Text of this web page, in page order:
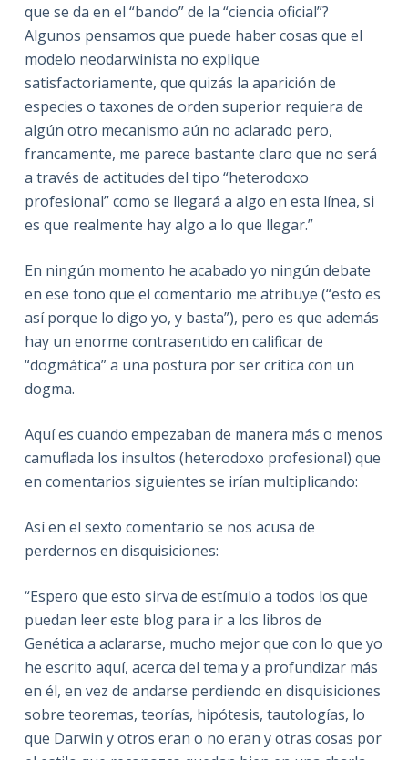
que se da en el “bando” de la “ciencia oficial”?
Algunos pensamos que puede haber cosas que el
modelo neodarwinista no explique
satisfactoriamente, que quizás la aparición de
especies o taxones de orden superior requiera de
algún otro mecanismo aún no aclarado pero,
francamente, me parece bastante claro que no será
a través de actitudes del tipo “heterodoxo
profesional” como se llegará a algo en esta línea, si
es que realmente hay algo a lo que llegar.”
En ningún momento he acabado yo ningún debate
en ese tono que el comentario me atribuye (“esto es
así porque lo digo yo, y basta”), pero es que además
hay un enorme contrasentido en calificar de
“dogmática” a una postura por ser crítica con un
dogma.
Aquí es cuando empezaban de manera más o menos
camuflada los insultos (heterodoxo profesional) que
en comentarios siguientes se irían multiplicando:
Así en el sexto comentario se nos acusa de
perdernos en disquisiciones:
“Espero que esto sirva de estímulo a todos los que
puedan leer este blog para ir a los libros de
Genética a aclararse, mucho mejor que con lo que yo
he escrito aquí, acerca del tema y a profundizar más
en él, en vez de andarse perdiendo en disquisiciones
sobre teoremas, teorías, hipótesis, tautologías, lo
que Darwin y otros eran o no eran y otras cosas por